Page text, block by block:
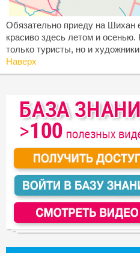
Обязательно приеду на Шихан
красиво здесь летом и
только туристы, но и
Наверх